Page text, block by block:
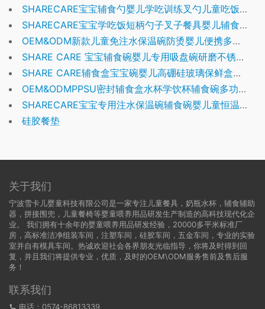
SHARECARE宝宝辅食勺婴儿学吃训练叉勺儿童吃饭勺子自主进食餐具套装
SHARECARE宝宝学吃饭短柄勺子叉子餐具婴儿辅食训练儿童不锈钢叉勺套装
OEM&ODM新款儿童免注水保温碗防烫婴儿便携多功能餐具幼儿防摔316L
SHARE CARE 宝宝辅食碗婴儿专用吸盘碗研磨不锈钢儿童餐具注水保温碗
SHARE CARE辅食盒宝宝碗婴儿高硼硅玻璃保鲜盒可蒸煮辅食碗辅食储存盒
OEM&ODMPPSU密封辅食盒水杯学饮杯辅食碗多功能便携外带宝宝餐具
SHARECARE宝宝专用注水保温碗辅食碗婴儿童恒温餐盘吸盘碗不锈钢餐具
硅胶餐垫
关于我们
宁波雪卡儿婴童科技有限公司是一家专注儿童餐具，奶瓶水杯，辅食辅助
器，拼接围兜，儿童餐椅等婴童喂养用品研发生产制造的高科技现代化企
业。 我们拥有十余年的婴童喂养用品研发经验，20000多平米标准厂
房，高标准洁净组装车间，注塑车间，硅胶车间，五金车间，专业的实验
室并自有模具车间。热诚欢迎社会各界朋友光临指导，你将及时得到回
复，并且我们将提供专业，优质，及时的OEM\ODM服务售前及售后服
务！
联系我们
电话：0574-86813339